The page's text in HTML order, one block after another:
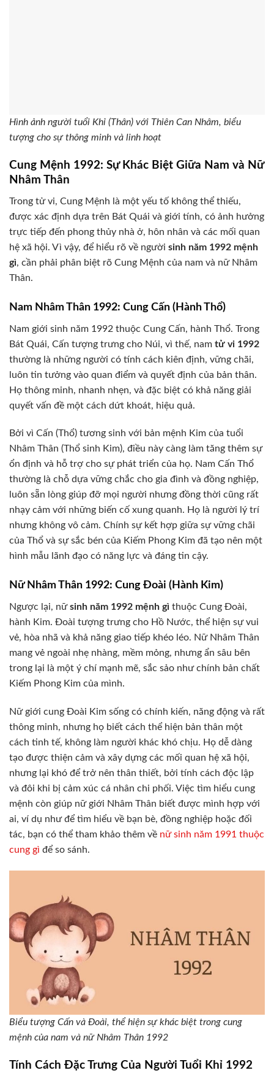
Hình ảnh người tuổi Khỉ (Thân) với Thiên Can Nhâm, biểu
tượng cho sự thông minh và linh hoạt
Cung Mệnh 1992: Sự Khác Biệt Giữa Nam và Nữ
Nhâm Thân
Trong tử vi, Cung Mệnh là một yếu tố không thể thiếu,
được xác định dựa trên Bát Quái và giới tính, có ảnh hưởng
trực tiếp đến phong thủy nhà ở, hôn nhân và các mối quan
hệ xã hội. Vì vậy, để hiểu rõ về người sinh năm 1992 mệnh
gì, cần phải phân biệt rõ Cung Mệnh của nam và nữ Nhâm
Thân.
Nam Nhâm Thân 1992: Cung Cấn (Hành Thổ)
Nam giới sinh năm 1992 thuộc Cung Cấn, hành Thổ. Trong
Bát Quái, Cấn tượng trưng cho Núi, vì thế, nam tử vi 1992
thường là những người có tính cách kiên định, vững chãi,
luôn tin tưởng vào quan điểm và quyết định của bản thân.
Họ thông minh, nhanh nhẹn, và đặc biệt có khả năng giải
quyết vấn đề một cách dứt khoát, hiệu quả.
Bởi vì Cấn (Thổ) tương sinh với bản mệnh Kim của tuổi
Nhâm Thân (Thổ sinh Kim), điều này càng làm tăng thêm sự
ổn định và hỗ trợ cho sự phát triển của họ. Nam Cấn Thổ
thường là chỗ dựa vững chắc cho gia đình và đồng nghiệp,
luôn sẵn lòng giúp đỡ mọi người nhưng đồng thời cũng rất
nhạy cảm với những biến cố xung quanh. Họ là người lý trí
nhưng không vô cảm. Chính sự kết hợp giữa sự vững chãi
của Thổ và sự sắc bén của Kiếm Phong Kim đã tạo nên một
hình mẫu lãnh đạo có năng lực và đáng tin cậy.
Nữ Nhâm Thân 1992: Cung Đoài (Hành Kim)
Ngược lại, nữsinh năm 1992 mệnh gì thuộc Cung Đoài,
hành Kim. Đoài tượng trưng cho Hồ Nước, thể hiện sự vui
vẻ, hòa nhã và khả năng giao tiếp khéo léo. Nữ Nhâm Thân
mang vẻ ngoài nhẹ nhàng, mềm mỏng, nhưng ẩn sâu bên
trong lại là một ý chí mạnh mẽ, sắc sảo như chính bản chất
Kiếm Phong Kim của mình.
Nữ giới cung Đoài Kim sống có chính kiến, năng động và rất
thông minh, nhưng họ biết cách thể hiện bản thân một
cách tinh tế, không làm người khác khó chịu. Họ dễ dàng
tạo được thiện cảm và xây dựng các mối quan hệ xã hội,
nhưng lại khó để trở nên thân thiết, bởi tính cách độc lập
và đôi khi bị cảm xúc cá nhân chi phối. Việc tìm hiểu cung
mệnh còn giúp nữ giới Nhâm Thân biết được mình hợp với
ai, ví dụ như để tìm hiểu về bạn bè, đồng nghiệp hoặc đối
tác, bạn có thể tham khảo thêm về nữ sinh năm 1991 thuộc
cung gì để so sánh.
Biểu tượng Cấn và Đoài, thể hiện sự khác biệt trong cung
mệnh của nam và nữ Nhâm Thân 1992
Tính Cách Đặc Trưng Của Người Tuổi Khỉ 1992